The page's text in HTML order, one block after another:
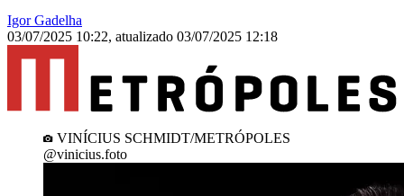
Igor Gadelha
03/07/2025 10:22, atualizado 03/07/2025 12:18
VINÍCIUS SCHMIDT/METRÓPOLES
@vinicius.foto